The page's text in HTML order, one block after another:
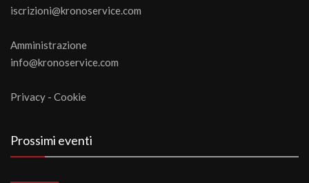
iscrizioni@kronoservice.com
Amministrazione
info@kronoservice.com
Privacy - Cookie
Prossimi eventi